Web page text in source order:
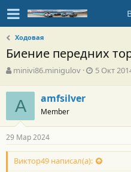
Ходовая
Биение передних
А
т
р
т
е
м
ы
minivi86.minigulov
Д
а
л
а
5 Окт
A amfsilver
Member
29 Мар 2024
Виктор49 написал(а):